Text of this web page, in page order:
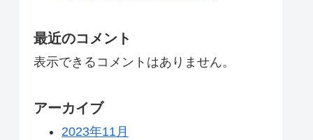
最近のコメント
表示できるコメントはありません。
アーカイブ
2023年11月